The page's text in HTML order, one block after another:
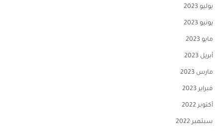
يوليو 2023
يونيو 2023
مايو 2023
أبريل 2023
مارس 2023
فبراير 2023
أكتوبر 2022
سبتمبر 2022